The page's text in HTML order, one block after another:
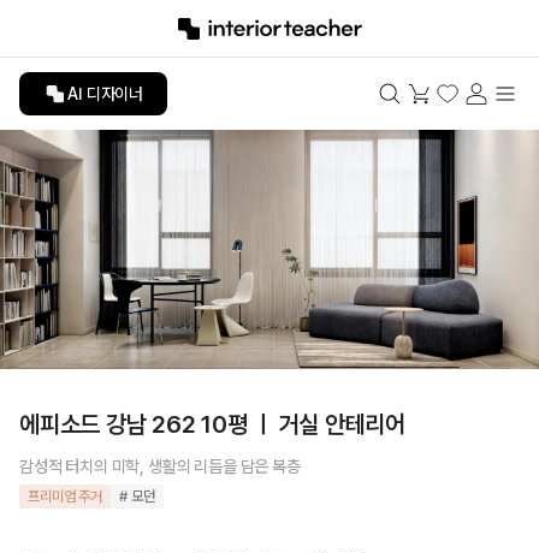
AI 디자이너
에피소드 강남 262 10평 ㅣ 거실 안테리어
감성적 터치의 미학, 생활의 리듬을 담은 복층
프리미엄 주거 # 모던